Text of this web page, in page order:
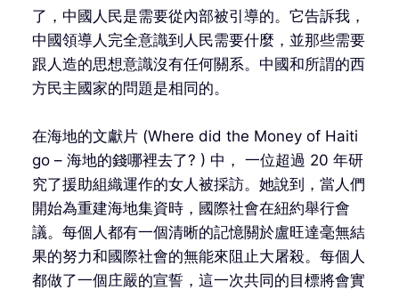
了，中國人民是需要從內部被引導的。它告訴我，
中國領導人完全意識到人民需要什麼，並那些需要
跟人造的思想意識沒有任何關系。中國和所謂的西
方民主國家的問題是相同的。
在海地的文獻片 (Where did the Money of Haiti
go – 海地的錢哪裡去了? ) 中， 一位超過 20 年研
究了援助組織運作的女人被採訪。她說到，當人們
開始為重建海地集資時，國際社會在紐約舉行會
議。每個人都有一個清晰的記憶關於盧旺達毫無結
果的努力和國際社會的無能來阻止大屠殺。每個人
都做了一個庄嚴的宣誓，這一次共同的目標將會實